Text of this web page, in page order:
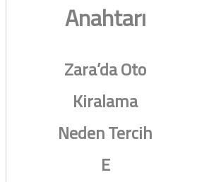
Anahtarı
Zara’da Oto
Kiralama
Neden Tercih
E